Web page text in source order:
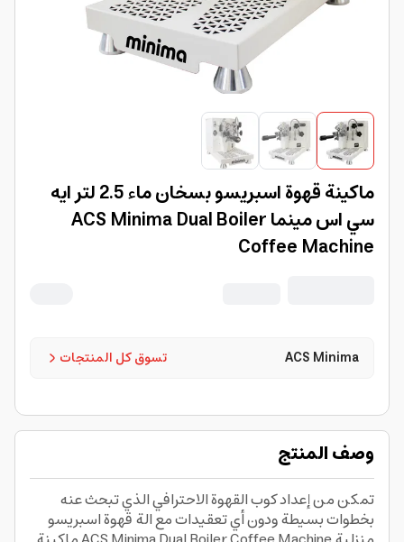
ماكينة قهوة اسبريسو بسخان ماء 2.5 لتر ايه
سي اس مينما ACS Minima Dual Boiler
Coffee Machine
تسوق كل المنتجات ACS Minima
وصف المنتج
تمكن من إعداد كوب القهوة الاحترافي الذي تبحث عنه
بخطوات بسيطة ودون أي تعقيدات مع الة قهوة اسبريسو